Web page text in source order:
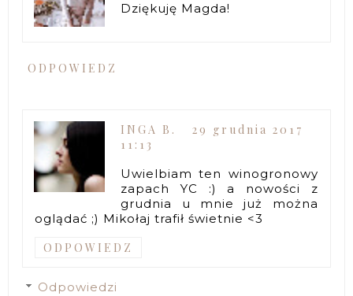
Dziękuję Magda!
ODPOWIEDZ
INGA B.
29 grudnia 2017
11:13
Uwielbiam ten winogronowy
zapach YC :) a nowości z
grudnia u mnie już można
oglądać ;) Mikołaj trafił świetnie <3
ODPOWIEDZ
Odpowiedzi